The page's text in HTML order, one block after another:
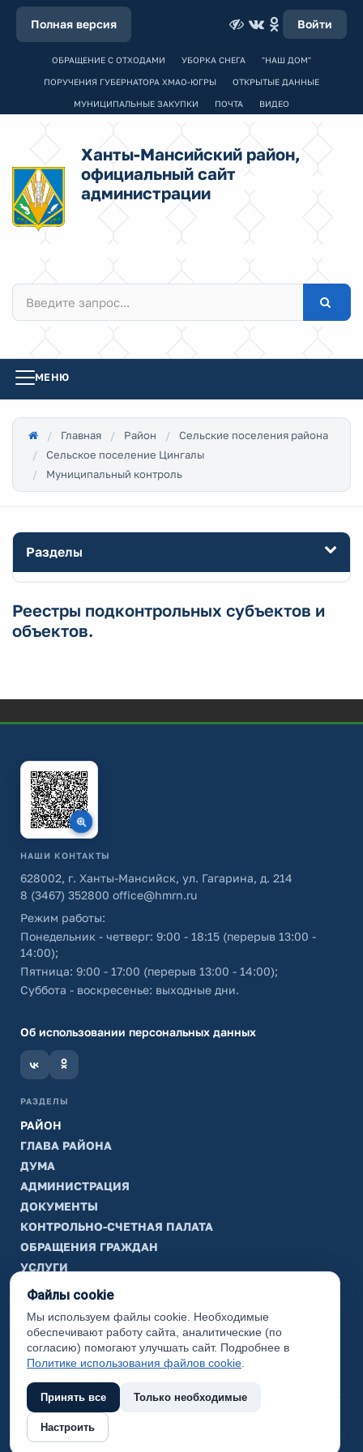
Полная версия Войти
ОБРАЩЕНИЕ С ОТХОДАМИ УБОРКА СНЕГА "НАШ ДОМ"
ПОРУЧЕНИЯ ГУБЕРНАТОРА ХМАО-ЮГРЫ ОТКРЫТЫЕ ДАННЫЕ
МУНИЦИПАЛЬНЫЕ ЗАКУПКИ ПОЧТА ВИДЕО
Ханты-Мансийский район,
официальный сайт
администрации
МЕНЮ
Главная Район
Сельские поселения района
Сельское поселение Цингалы
Муниципальный контроль
Разделы
Реестры подконтрольных субъектов и
объектов.
НАШИ КОНТАКТЫ
628002, г. Ханты-Мансийск, ул. Гагарина, д. 214
8 (3467) 352800 office@hmrn.ru
Режим работы:
Понедельник - четверг: 9:00 - 18:15 (перерыв 13:00 -
14:00);
Пятница: 9:00 - 17:00 (перерыв 13:00 - 14:00);
Суббота - воскресенье: выходные дни.
Об использовании персональных данных
РАЗДЕЛЫ
РАЙОН
ГЛАВА РАЙОНА
ДУМА
АДМИНИСТРАЦИЯ
ДОКУМЕНТЫ
КОНТРОЛЬНО-СЧЕТНАЯ ПАЛАТА
ОБРАЩЕНИЯ ГРАЖДАН
УСЛУГИ
ТИК
ИНФОРМАЦИЯ
Законодательная карта
Карта сайта
(с) 2017 Ханты-Мансийский район, официальный сайт
администрации
Файлы cookie
Мы используем файлы cookie. Необходимые
обеспечивают работу сайта, аналитические (по
согласию) помогают улучшать сайт. Подробнее в
Политике использования файлов cookie
Принять все Только необходимые
Настроить